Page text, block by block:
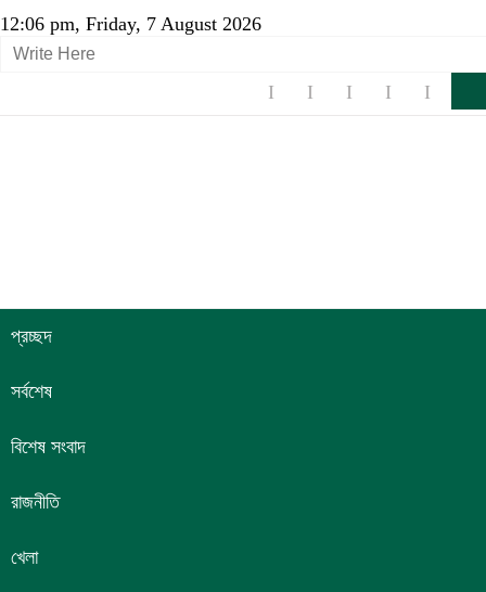
12:06 pm, Friday, 7 August 2026
প্রচ্ছদ
সর্বশেষ
বিশেষ সংবাদ
রাজনীতি
খেলা